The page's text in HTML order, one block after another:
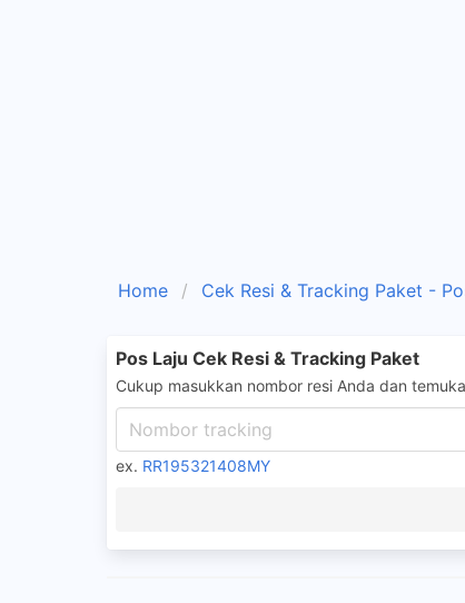
Home Cek Resi & Tracking Paket -
Pos Laju Cek Resi & Tracking Paket
Cukup masukkan nombor resi Anda dan
ex. RR195321408MY